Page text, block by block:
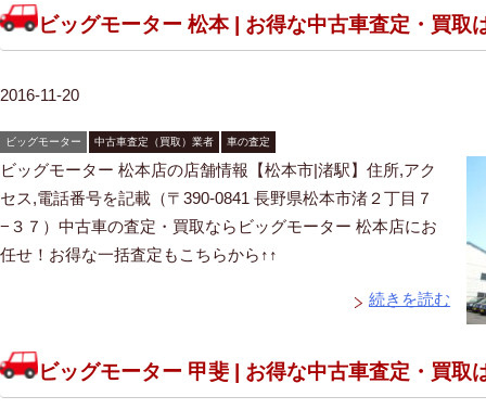
ビッグモーター 松本 | お得な中古車査定・買取
2016-11-20
ビッグモーター 中古車査定（買取）業者 車の査定
ビッグモーター 松本店の店舗情報【松本市|渚駅】住所,アク
セス,電話番号を記載（〒390-0841 長野県松本市渚２丁目７
−３７）中古車の査定・買取ならビッグモーター 松本店にお
任せ！お得な一括査定もこちらから↑↑
続きを読む
ビッグモーター 甲斐 | お得な中古車査定・買取